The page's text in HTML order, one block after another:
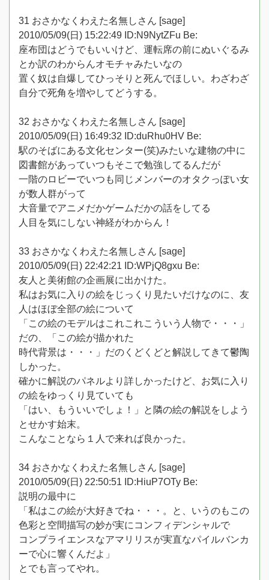
31 おさかなくわえた名無しさん [sage]
2010/05/09(日) 15:22:49 ID:N9NytZFu Be:
座布団はどうでもいいけど、運転席の前にぬいぐるみ
とか訳のわからんオモチャみたいなの
置く奴は自爆してひっそりと死んでほしい。わざわざ
自分で死角を増やしてどうする。
32 おさかなくわえた名無しさん [sage]
2010/05/09(日) 16:49:32 ID:duRhu0HV Be:
駅のそばにある文化センター(笑)みたいな建物の中に
図書館があっていつもそこで勉強してるんだが
一階のロビーでいつも同じメンバーのオタクっぽい女
が数人群がって
大音量でアニメだかゲームだかの話をしてる
人目を気にしない神経がわからん！
33 おさかなくわえた名無しさん [sage]
2010/05/09(日) 22:42:21 ID:WPjQ8gxu Be:
友人と美術館の企画展に出かけた。
私はお気に入りの絵をじっくり見たいだけなのに、友
人はほぼ全部の絵について
「この絵のモデルはこれこれこういう人物で・・・」
だの、「この絵が描かれた
時代背景は・・・」だのくどくどと解説してきて鬱陶
しかった。
確かに解説のパネルより詳しかったけど、お気に入り
の絵をゆっくり見ていても
「はい、もういいでしょ！」と隣の絵の解説をしよう
とせかす始末。
こんなことなら１人で来れば良かった。
34 おさかなくわえた名無しさん [sage]
2010/05/09(日) 22:50:51 ID:HiuP7OTy Be:
説明の最中に
「私はこの絵が大好きでね・・・。と、いうのもこの
色彩と空間描写の妙が実にコンフィデンシャルで
コンプライエンスなアマリリスが実直なパイルバンカ
ーで心に響くんだよ」
とでも言ってやれ。